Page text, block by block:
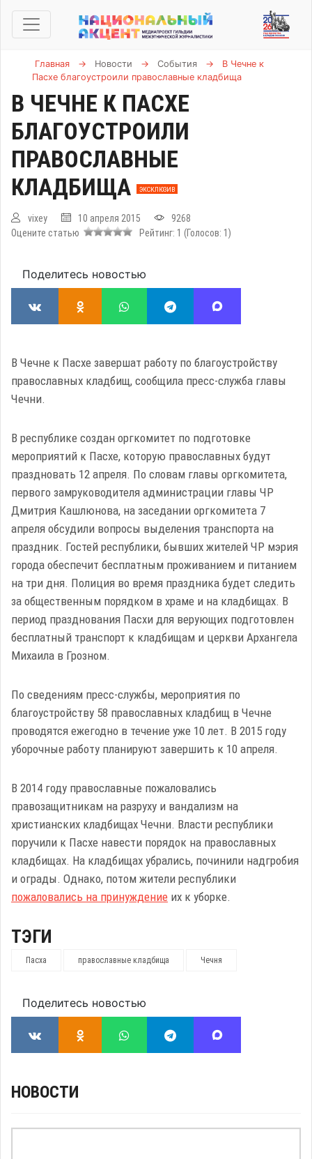
Главная → Новости → События →
В Чечне к
Пасхе благоустроили православные кладбища
В ЧЕЧНЕ К ПАСХЕ
БЛАГОУСТРОИЛИ
ПРАВОСЛАВНЫЕ
КЛАДБИЩА
ЭКСКЛЮЗИВ
vixey 10 апреля 2015
9268
Оцените статью
Рейтинг: 1 (Голосов: 1 )
Поделитесь новостью
В Чечне к Пасхе завершат работу по благоустройству
православных кладбищ, сообщила пресс-служба главы
Чечни.
В республике создан оргкомитет по подготовке
мероприятий к Пасхе, которую православных будут
праздновать 12 апреля. По словам главы оргкомитета,
первого замруководителя администрации главы ЧР
Дмитрия Кашлюнова, на заседании оргкомитета 7
апреля обсудили вопросы выделения транспорта на
праздник. Гостей республики, бывших жителей ЧР мэрия
города обеспечит бесплатным проживанием и питанием
на три дня. Полиция во время праздника будет следить
за общественным порядком в храме и на кладбищах. В
период празднования Пасхи для верующих подготовлен
бесплатный транспорт к кладбищам и церкви Архангела
Михаила в Грозном.
По сведениям пресс-службы, мероприятия по
благоустройству 58 православных кладбищ в Чечне
проводятся ежегодно в течение уже 10 лет. В 2015 году
уборочные работу планируют завершить к 10 апреля.
В 2014 году православные пожаловались
правозащитникам на разруху и вандализм на
христианских кладбищах Чечни. Власти республики
поручили к Пасхе навести порядок на православных
кладбищах. На кладбищах убрались, починили надгробия
и ограды. Однако, потом жители республики
пожаловались на принуждение их к уборке.
ТЭГИ
Пасха православные кладбища Чечня
Поделитесь новостью
НОВОСТИ